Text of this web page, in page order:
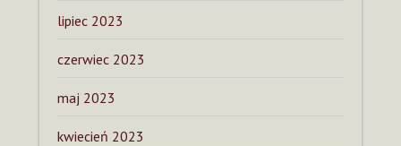
lipiec 2023
czerwiec 2023
maj 2023
kwiecień 2023